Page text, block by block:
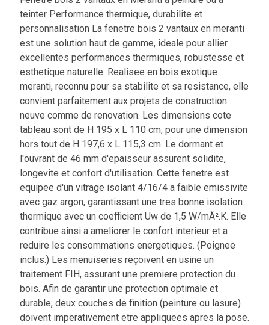
teinter Performance thermique, durabilite et
personnalisation La fenetre bois 2 vantaux en meranti
est une solution haut de gamme, ideale pour allier
excellentes performances thermiques, robustesse et
esthetique naturelle. Realisee en bois exotique
meranti, reconnu pour sa stabilite et sa resistance, elle
convient parfaitement aux projets de construction
neuve comme de renovation. Les dimensions cote
tableau sont de H 195 x L 110 cm, pour une dimension
hors tout de H 197,6 x L 115,3 cm. Le dormant et
l'ouvrant de 46 mm d'epaisseur assurent solidite,
longevite et confort d'utilisation. Cette fenetre est
equipee d'un vitrage isolant 4/16/4 a faible emissivite
avec gaz argon, garantissant une tres bonne isolation
thermique avec un coefficient Uw de 1,5 W/mÂ².K. Elle
contribue ainsi a ameliorer le confort interieur et a
reduire les consommations energetiques. (Poignee
inclus.) Les menuiseries reçoivent en usine un
traitement FIH, assurant une premiere protection du
bois. Afin de garantir une protection optimale et
durable, deux couches de finition (peinture ou lasure)
doivent imperativement etre appliquees apres la pose.